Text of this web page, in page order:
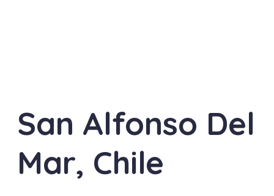
San Alfonso Del
Mar, Chile